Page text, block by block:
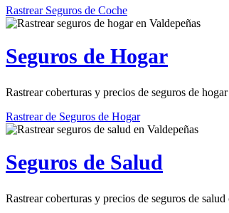
Rastrear Seguros de Coche
Seguros de Hogar
Rastrear coberturas y precios de seguros de
Rastrear de Seguros de Hogar
Seguros de Salud
Rastrear coberturas y precios de seguros de